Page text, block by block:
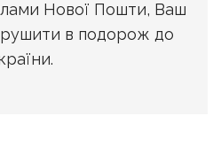
Нової Пошти, Ваш
в подорож до